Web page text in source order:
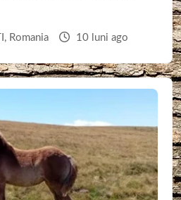
, Romania 10 luni ago